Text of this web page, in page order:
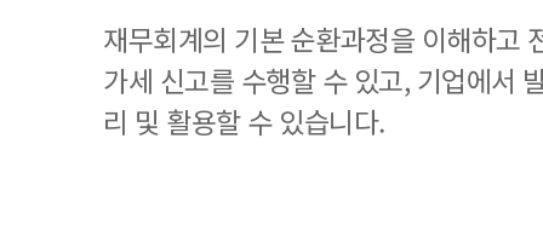
재무회계의 기본 순환과정을 이해하고
가세 신고를 수행할 수 있고, 기업에서
리 및 활용할 수 있습니다.